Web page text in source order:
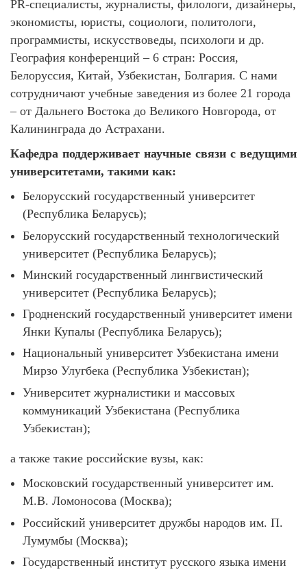
PR-специалисты, журналисты, филологи, дизайнеры,
экономисты, юристы, социологи, политологи,
программисты, искусствоведы, психологи и др.
География конференций – 6 стран: Россия,
Белоруссия, Китай, Узбекистан, Болгария. С нами
сотрудничают учебные заведения из более 21 города
– от Дальнего Востока до Великого Новгорода, от
Калининграда до Астрахани.
Кафедра поддерживает научные связи с ведущими
университетами, такими как:
Белорусский государственный университет
(Республика Беларусь);
Белорусский государственный технологический
университет (Республика Беларусь);
Минский государственный лингвистический
университет (Республика Беларусь);
Гродненский государственный университет имени
Янки Купалы (Республика Беларусь);
Национальный университет Узбекистана имени
Мирзо Улугбека (Республика Узбекистан);
Университет журналистики и массовых
коммуникаций Узбекистана (Республика
Узбекистан);
а также такие российские вузы, как:
Московский государственный университет им.
М.В. Ломоносова (Москва);
Российский университет дружбы народов им. П.
Лумумбы (Москва);
Государственный институт русского языка имени